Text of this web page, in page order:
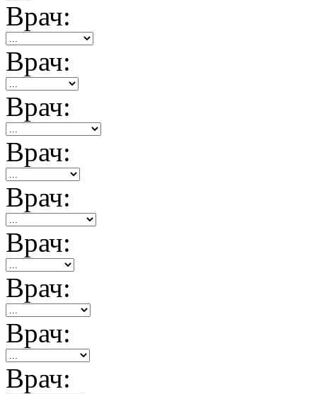
Врач:
Врач:
Врач:
Врач:
Врач:
Врач:
Врач:
Врач:
Врач: